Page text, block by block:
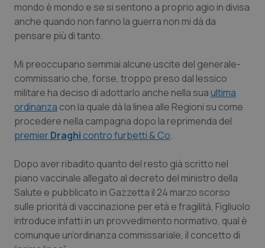
Campania
Friuli Venezia Giulia
Lazio
Lombardia
Marche
Molise
Car-T
Dermatite Atopica
Diabete & glucometri
Disturbi dell’umore
Dolore
Donna & Salute
Epatiti
mondo è mondo e se si sentono a proprio agio in divisa
anche quando non fanno la guerra non mi dà da
pensare più di tanto.
Mi preoccupano semmai alcune uscite del generale-
commissario che, forse, troppo preso dal lessico
militare ha deciso di adottarlo anche nella suaultima
ordinanza con la quale dà la linea alle Regioni su come
procedere nella campagna dopo la reprimenda del
premierDraghi contro furbetti & Co.
Dopo aver ribadito quanto del resto già scritto nel
piano vaccinale allegato al decreto del ministro della
Salute e pubblicato in Gazzetta il 24 marzo scorso
sulle priorità di vaccinazione per età e fragilità, Figliuolo
introduce infatti in un provvedimento normativo, qual è
comunque un’ordinanza commissariale, il concetto di